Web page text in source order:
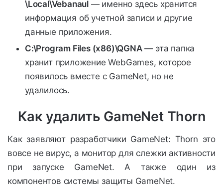
\Local\Vebanaul — именно здесь хранится
информация об учетной записи и другие
данные приложения.
C:\Program Files (x86)\QGNA— эта папка
хранит приложение WebGames, которое
появилось вместе с GameNet, но не
удалилось.
Как удалить GameNet Thorn
Как заявляют разработчики GameNet: Thorn это
вовсе не вирус, а монитор для слежки активности
при запуске GameNet. А также один из
компонентов системы защиты GameNet.